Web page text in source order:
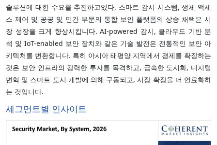
솔루션에 대한 수요를 추진하고있다. 스마트 감시 시스템, 생체 액세
스 제어 및 공공 및 민간 부문의 통합 보안 플랫폼의 상승 채택은 시
장 성장을 크게 향상시킵니다. AI-powered 감시, 클라우드 기반 분
석 및 IoT-enabled 보안 장치와 같은 기술 발전은 전통적인 보안 아
키텍처를 변환합니다. 특히 아시아 태평양 지역에서 경제를 확장하는
것은 보안 인프라의 강력한 투자를 목격하고, 급속한 도시화, 디지털
변혁 및 스마트 도시 개발에 의해 구동되고, 시장 확장을 더 연료화하
는 것입니다.
세그먼트별 인사이트